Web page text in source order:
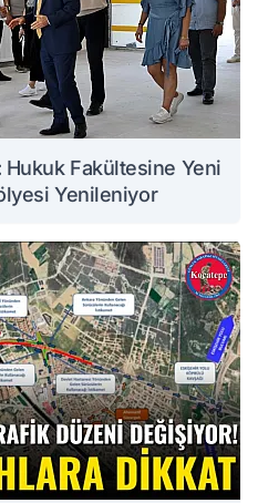
Hukuk Fakültesine Yeni
Yenileniyor